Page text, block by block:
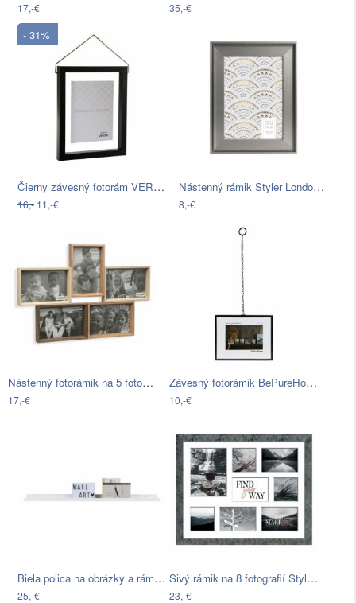
17,-€ 35,-€
- 31%
Čierny závesný fotorám VERSA, na…
16,- 11,-€
Nástenný rámik Styler London, 15 × 21 cm
8,-€
Nástenný fotorámik na 5 fotografií…
17,-€
Závesný fotorámik BePureHome Xpose, na…
10,-€
Biela polica na obrázky a rámiky WOOOD…
25,-€
Sivý rámik na 8 fotografií Styler…
23,-€